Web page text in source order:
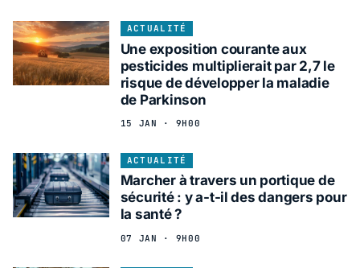
ACTUALITÉ
Une exposition courante aux
pesticides multiplierait par 2,7 le
risque de développer la maladie
de Parkinson
15 JAN · 9H00
ACTUALITÉ
Marcher à travers un portique de
sécurité : y a-t-il des dangers pour
la santé ?
07 JAN · 9H00